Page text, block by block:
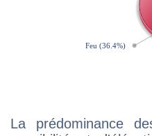
La prédominance